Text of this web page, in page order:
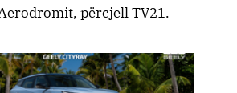
përcjell TV21.